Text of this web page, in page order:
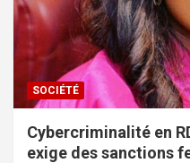
SOCIÉTÉ
Cybercriminalité en
exige des sanctions